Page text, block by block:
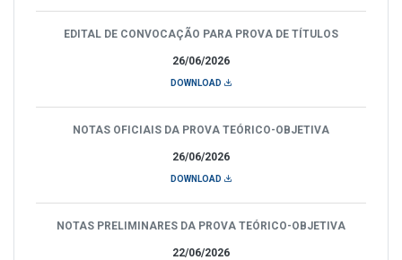
26/06/2026
EDITAL DE CONVOCAÇÃO PARA PROVA DE TÍTULOS
DOWNLOAD
26/06/2026
NOTAS OFICIAIS DA PROVA TEÓRICO-OBJETIVA
DOWNLOAD
22/06/2026
NOTAS PRELIMINARES DA PROVA TEÓRICO-OBJETIVA